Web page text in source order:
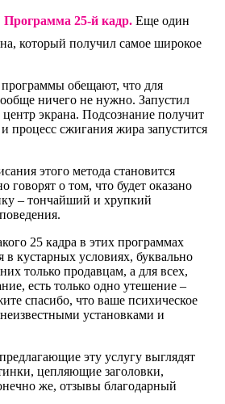
Программа 25-й кадр. Еще один
который получил самое широкое
обещают, что для
ничего не нужно. Запустил
экрана. Подсознание получит
процесс сжигания жира запустится
этого метода становится
о том, что будет оказано
– тончайший и хрупкий
25 кадра в этих программах
кустарных условиях, буквально
только продавцам, а для всех,
есть только одно утешение –
спасибо, что ваше психическое
установками и
эту услугу выглядят
цепляющие заголовки,
же, отзывы благодарный